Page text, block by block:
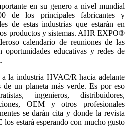
en su genero a nivel mundial
de los principales fabricantes y
de estas industrias que estarán en
productos y sistemas. AHR EXPO®
calendario de reuniones de las
oportunidades educativas y redes de
la industria HVAC/R hacia adelante
de un planeta más verde. Es por eso
ingenieros, distribuidores,
OEM y otros profesionales
se darán cita y donde la revista
estará esperando con mucho gusto